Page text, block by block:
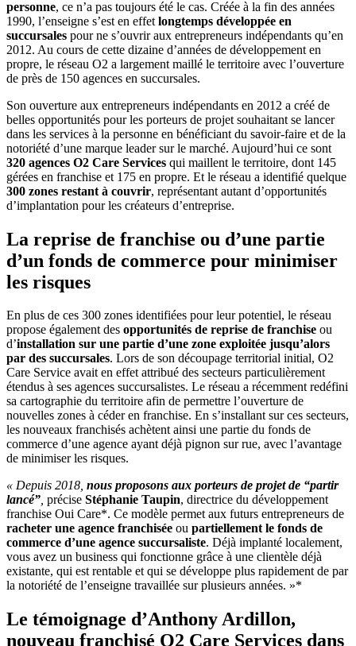
personne, ce n’a pas toujours été le cas. Créée à la fin des années
1990, l’enseigne s’est en effet longtemps développée en
succursales pour ne s’ouvrir aux entrepreneurs indépendants qu’en
2012. Au cours de cette dizaine d’années de développement en
propre, le réseau O2 a largement maillé le territoire avec l’ouverture
de près de 150 agences en succursales.
Son ouverture aux entrepreneurs indépendants en 2012 a créé de
belles opportunités pour les porteurs de projet souhaitant se lancer
dans les services à la personne en bénéficiant du savoir-faire et de la
notoriété d’une marque leader sur le marché. Aujourd’hui ce sont
320 agences O2 Care Services qui maillent le territoire, dont 145
gérées en franchise et 175 en propre. Et le réseau a identifié quelque
300 zones restant à couvrir, représentant autant d’opportunités
d’implantation pour les créateurs d’entreprise.
La reprise de franchise ou d’une partie
d’un fonds de commerce pour minimiser
les risques
En plus de ces 300 zones identifiées pour leur potentiel, le réseau
propose également des opportunités de reprise de franchise ou
d’installation sur une partie d’une zone exploitée jusqu’alors
par des succursales. Lors de son découpage territorial initial, O2
Care Service avait en effet attribué des secteurs particulièrement
étendus à ses agences succursalistes. Le réseau a récemment redéfini
sa cartographie du territoire afin de permettre l’ouverture de
nouvelles zones à céder en franchise. En s’installant sur ces secteurs,
les nouveaux franchisés achètent ainsi une partie du fonds de
commerce d’une agence ayant déjà pignon sur rue, avec l’avantage
de minimiser les risques.
« Depuis 2018, nous proposons aux porteurs de projet de “partir
lancé”, précise Stéphanie Taupin, directrice du développement
franchise Oui Care*. Ce modèle permet aux futurs entrepreneurs de
racheter une agence franchisée ou partiellement le fonds de
commerce d’une agence succursaliste. Déjà implanté localement,
vous avez un business qui fonctionne grâce à une clientèle déjà
existante, qui est rentable et qui se développe plus rapidement de par
la notoriété de l’enseigne travaillée sur plusieurs années. »*
Le témoignage d’Anthony Ardillon,
nouveau franchisé O2 Care Services dans